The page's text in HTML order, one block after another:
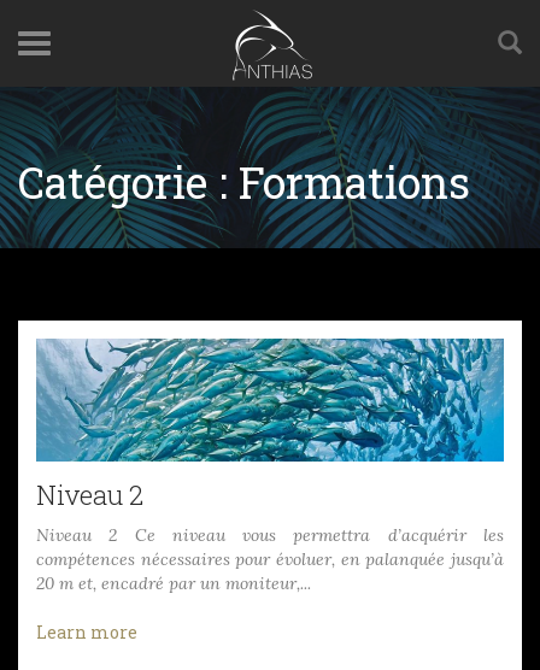
Catégorie : Formations
Niveau 2
Niveau 2 Ce niveau vous permettra d’acquérir les
compétences nécessaires pour évoluer, en palanquée jusqu’à
20 m et, encadré par un moniteur,...
Learn more